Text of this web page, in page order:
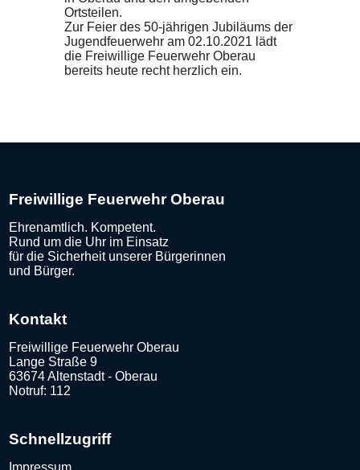
Ortsteilen.
Zur Feier des 50-jährigen Jubiläums der
Jugendfeuerwehr am 02.10.2021 lädt
die Freiwillige Feuerwehr Oberau
bereits heute recht herzlich ein.
Freiwillige Feuerwehr Oberau
Ehrenamtlich. Kompetent.
Rund um die Uhr im Einsatz
für die Sicherheit unserer Bürgerinnen
und Bürger.
Kontakt
Freiwillige Feuerwehr Oberau
Lange Straße 9
63674 Altenstadt - Oberau
Notruf: 112
Schnellzugriff